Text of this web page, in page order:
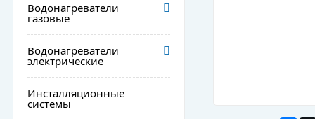
Водонагреватели
газовые
Водонагреватели
электрические
Инсталляционные
системы